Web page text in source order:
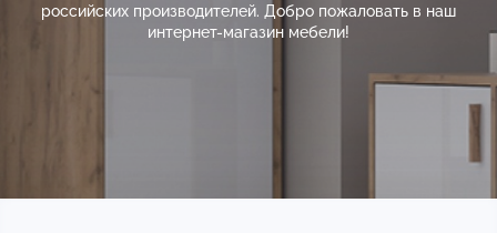
российских производителей. Добро пожаловать в наш
интернет-магазин мебели!